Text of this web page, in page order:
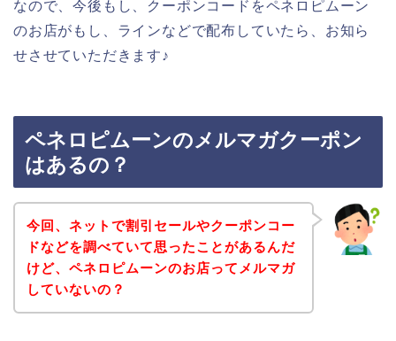
なので、今後もし、クーポンコードをペネロピムーン
のお店がもし、ラインなどで配布していたら、お知ら
せさせていただきます♪
ペネロピムーンのメルマガクーポン
はあるの？
今回、ネットで割引セールやクーポンコー
ドなどを調べていて思ったことがあるんだ
けど、ペネロピムーンのお店ってメルマガ
していないの？